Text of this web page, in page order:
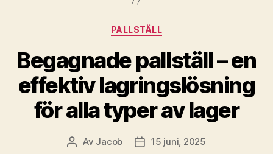
Kategorier
PALLSTÄLL
Begagnade pallställ – en
effektiv lagringslösning
för alla typer av lager
Inläggsförfattare
Av Jacob Inläggsdatum
15 juni, 2025